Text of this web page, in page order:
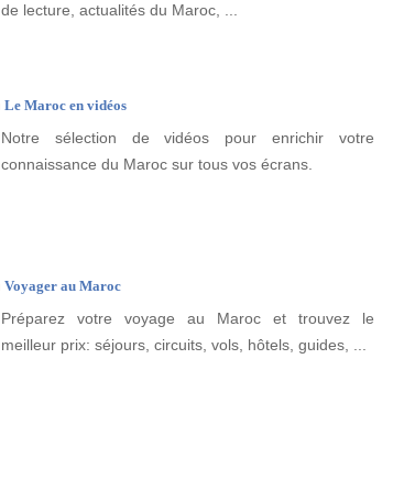
de lecture, actualités du Maroc, ...
Le Maroc en vidéos
Notre sélection de vidéos pour enrichir votre
connaissance du Maroc sur tous vos écrans.
Voyager au Maroc
Préparez votre voyage au Maroc et trouvez le
meilleur prix: séjours, circuits, vols, hôtels, guides, ...